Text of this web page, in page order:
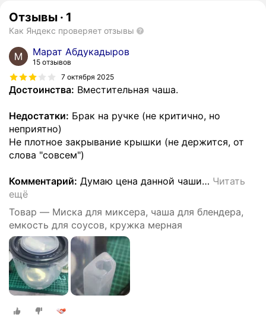
Отзывы · 1
Как Яндекс проверяет отзывы
Марат Абдукадыров
15 отзывов
7 октября 2025
Достоинства: Вместительная чаша.
Недостатки: Брак на ручке (не критично, но
неприятно)
Не плотное закрывание крышки (не держится, от
слова "совсем")
Комментарий: Думаю цена данной чаши… Читать
ещё
Товар — Миска для миксера, чаша для блендера,
емкость для соусов, кружка мерная